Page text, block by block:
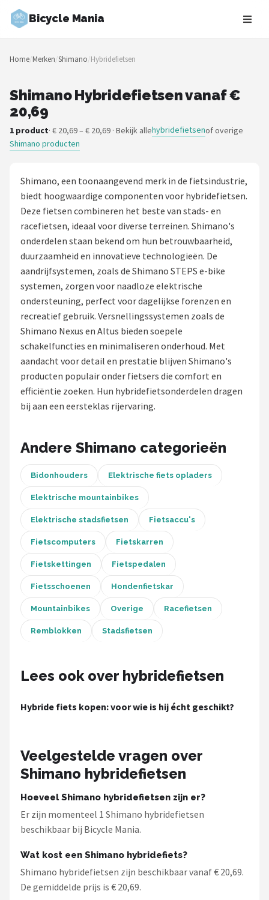
Bicycle Mania
Zoeken
NAVIGATIE
Merken
Blog
Kinderfietsen
Stadsfietsen
Elektrische fietsen
Mountainbikes
Shop
Basil
Volare
AXA
BBB Cycling
Schwalbe
Shimano
Cortina
Home/Merken/Shimano/Hybridefietsen
Shimano Hybridefietsen vanaf €
20,69
1 product· € 20,69 – € 20,69 · Bekijk allehybridefietsenof overige
Shimano producten
Shimano, een toonaangevend merk in de fietsindustrie,
biedt hoogwaardige componenten voor hybridefietsen.
Deze fietsen combineren het beste van stads- en
racefietsen, ideaal voor diverse terreinen. Shimano's
onderdelen staan bekend om hun betrouwbaarheid,
duurzaamheid en innovatieve technologieën. De
aandrijfsystemen, zoals de Shimano STEPS e-bike
systemen, zorgen voor naadloze elektrische
ondersteuning, perfect voor dagelijkse forenzen en
recreatief gebruik. Versnellingssystemen zoals de
Shimano Nexus en Altus bieden soepele
schakelfuncties en minimaliseren onderhoud. Met
aandacht voor detail en prestatie blijven Shimano's
producten populair onder fietsers die comfort en
efficiëntie zoeken. Hun hybridefietsonderdelen dragen
bij aan een eersteklas rijervaring.
Andere Shimano categorieën
Bidonhouders Elektrische fiets opladers
Elektrische mountainbikes
Elektrische stadsfietsen Fietsaccu's
Fietscomputers Fietskarren
Fietskettingen Fietspedalen
Fietsschoenen Hondenfietskar
Mountainbikes Overige Racefietsen
Remblokken Stadsfietsen
Lees ook over hybridefietsen
Hybride fiets kopen: voor wie is hij écht geschikt?
Veelgestelde vragen over
Shimano hybridefietsen
Hoeveel Shimano hybridefietsen zijn er?
Er zijn momenteel 1 Shimano hybridefietsen
beschikbaar bij Bicycle Mania.
Wat kost een Shimano hybridefiets?
Shimano hybridefietsen zijn beschikbaar vanaf € 20,69.
De gemiddelde prijs is € 20,69.